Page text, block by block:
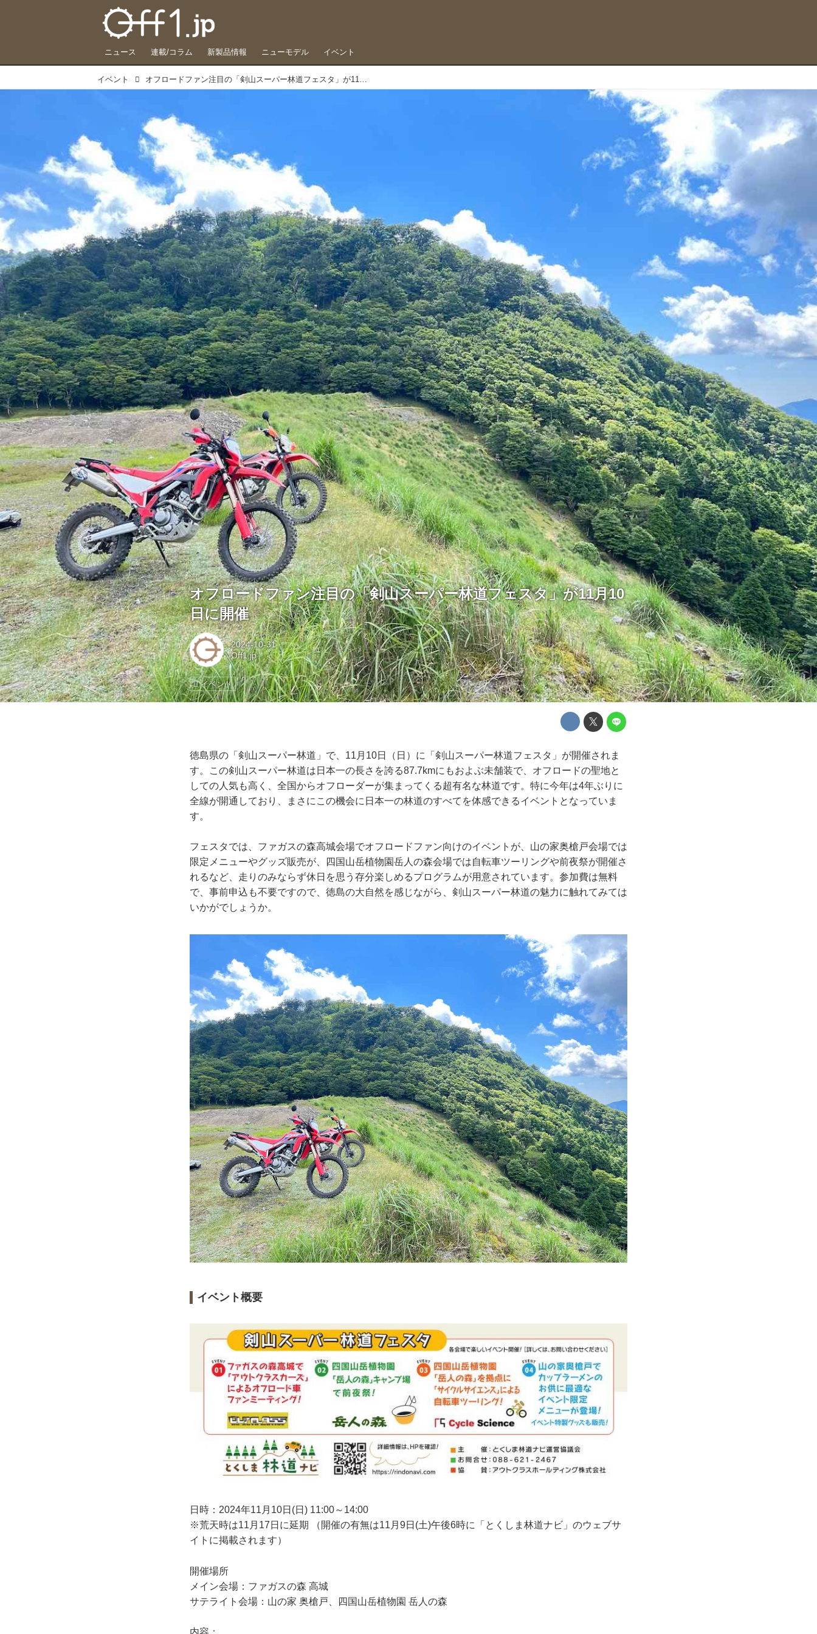
ニュース 連載/コラム 新製品情報 ニューモデル イベント
イベント オフロードファン注目の「剣山スーパー林道フェスタ」が11月10日に開催
オフロードファン注目の「剣山スーパー林道フェスタ」が11月10
日に開催
2024-10-31
Off1.jp
イベント
徳島県の「剣山スーパー林道」で、11月10日（日）に「剣山スーパー林道フェスタ」が開催されま
す。この剣山スーパー林道は日本一の長さを誇る87.7kmにもおよぶ未舗装で、オフロードの聖地と
しての人気も高く、全国からオフローダーが集まってくる超有名な林道です。特に今年は4年ぶりに
全線が開通しており、まさにこの機会に日本一の林道のすべてを体感できるイベントとなっていま
す。
フェスタでは、ファガスの森高城会場でオフロードファン向けのイベントが、山の家奥槍戸会場では
限定メニューやグッズ販売が、四国山岳植物園岳人の森会場では自転車ツーリングや前夜祭が開催さ
れるなど、走りのみならず休日を思う存分楽しめるプログラムが用意されています。参加費は無料
で、事前申込も不要ですので、徳島の大自然を感じながら、剣山スーパー林道の魅力に触れてみては
いかがでしょうか。
イベント概要
日時：2024年11月10日(日) 11:00～14:00
※荒天時は11月17日に延期 （開催の有無は11月9日(土)午後6時に「とくしま林道ナビ」のウェブサ
イトに掲載されます）
開催場所
メイン会場：ファガスの森 高城
サテライト会場：山の家 奥槍戸、四国山岳植物園 岳人の森